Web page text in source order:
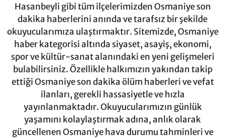
Hasanbeyli gibi tüm ilçelerimizden Osmaniye son
dakika haberlerini anında ve tarafsız bir şekilde
okuyucularımıza ulaştırmaktır. Sitemizde, Osmaniye
haber kategorisi altında siyaset, asayiş, ekonomi,
spor ve kültür-sanat alanındaki en yeni gelişmeleri
bulabilirsiniz. Özellikle halkımızın yakından takip
ettiği Osmaniye son dakika ölüm haberleri ve vefat
ilanları, gerekli hassasiyetle ve hızla
yayınlanmaktadır. Okuyucularımızın günlük
yaşamını kolaylaştırmak adına, anlık olarak
güncellenen Osmaniye hava durumu tahminleri ve